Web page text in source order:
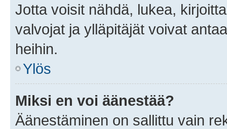
Jotta voisit nähdä, lukea,
valvojat ja ylläpitäjät voivat
heihin.
Ylös
Miksi en voi äänestää?
Äänestäminen on sallittu vain